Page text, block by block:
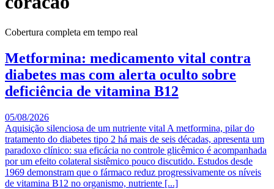
Cobertura completa em tempo real
Metformina: medicamento vital contra
diabetes mas com alerta oculto sobre
deficiência de vitamina B12
05/08/2026
Aquisição silenciosa de um nutriente vital A metformina, pilar do
tratamento do diabetes tipo 2 há mais de seis décadas, apresenta um
paradoxo clínico: sua eficácia no controle glicêmico é acompanhada
por um efeito colateral sistêmico pouco discutido. Estudos desde
1969 demonstram que o fármaco reduz progressivamente os níveis
de vitamina B12 no organismo, nutriente [...]